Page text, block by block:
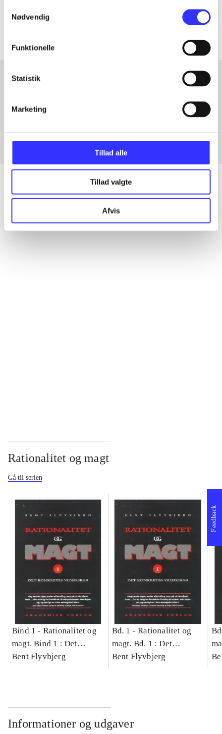
Nødvendig
Funktionelle
Statistik
Marketing
Tillad alle
Tillad valgte
Afvis
Artiklerne i
Fra
Alle registrerede artikler fordelt på udgivelser
Rationalitet og magt
Gå til serien
Bind 1 - Rationalitet og
magt. Bind 1 : Det
konkretes videnskab
Bent Flyvbjerg
Bd. 1 -Rationalitet og
magt. Bd. 1 : Det
konkretes videnskab
Bent Flyvbjerg
Informationer og udgaver
Feedback